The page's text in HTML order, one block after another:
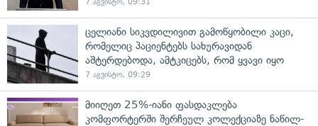
ცელიანი სიკვდილივით გამოწყობილი კაცი,
რომელიც პაციენტებს სახურავიდან
აშტერდებოდა, ამტკიცებს, რომ ყვავი იყო
7 აგვისტო, 09:29
მიიღეთ 25%-იანი ფასდაკლება
კომფორტერში შერჩეულ კოლექციაზე ნაწილ-